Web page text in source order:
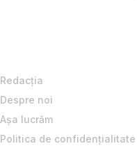
Redacţia
Despre noi
Aşa lucrăm
Politica de confidenţialitate